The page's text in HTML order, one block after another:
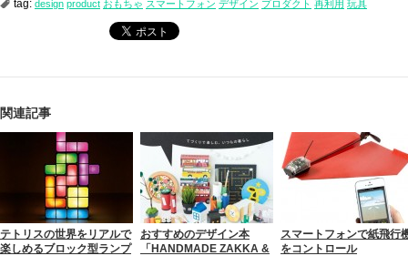
tag: design product おもちゃ スマートフォン デザイン プロダクト 再利用 玩具
関連記事
テトリスの世界をリアルで
楽しめるブロック型ランプ
おすすめのデザイン本
「HANDMADE ZAKKA &
スマートフォンで紙飛行
をコントロール